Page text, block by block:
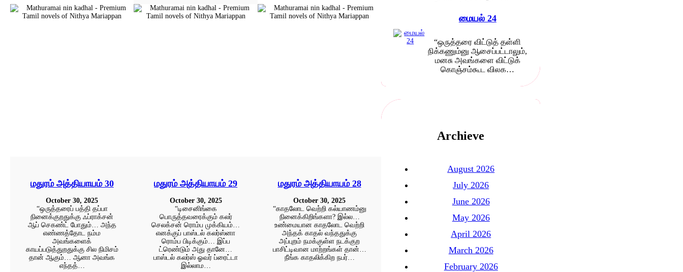
மதுரம் அத்தியாயம் 30
October 30, 2025
“ஒருத்தரைப் பத்தி தப்பா
நினைக்குறதுக்கு ஃப்ராக்சன்
ஆப் செகண்ட் போதும்… அந்த
எண்ணத்தோட நம்ம
அவங்களைக்
காயப்படுத்துறதுக்கு சில நிமிசம்
தான் ஆகும்… ஆனா அவங்க
எந்தத்…
மதுரம் அத்தியாயம் 29
October 30, 2025
“டிசைனிங்கை
பொருத்தவரைக்கும் கலர்
செலக்சன் ரொம்ப முக்கியம்…
எனக்குப் பாஸ்டல் கலர்ஸ்னா
ரொம்ப பிடிக்கும்… இப்ப
ட்ரெண்டும் அது தானே…
பாஸ்டல் கலர்ஸ் ஓவர் ப்ரைட்டா
இல்லாம…
மதுரம் அத்தியாயம் 28
October 30, 2025
“காதலோட வெற்றி கல்யாணம்னு
நினைக்கிறிங்களா? இல்ல…
உண்மையான காதலோட வெற்றி
அந்தக் காதல் வந்ததுக்கு
அப்புறம் நமக்குள்ள நடக்குற
பாசிட்டிவான மாற்றங்கள் தான்…
நீங்க காதலிக்கிற நபர்…
மையல் 24
“ஒருத்தரை விட்டுத் தள்ளி
நிக்கணும்னு ஆசைப்பட்டாலும்,
மனசு அவங்களை விட்டுக்
கொஞ்சம்கூட விலக…
Archieve
August 2026
July 2026
June 2026
May 2026
April 2026
March 2026
February 2026